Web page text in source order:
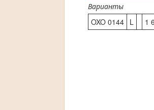
Варианты
OXO 0144 L 1